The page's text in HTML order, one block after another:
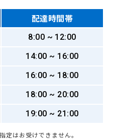
配達時間帯
8:00 ~ 12:00
14:00 ~ 16:00
16:00 ~ 18:00
18:00 ~ 20:00
19:00 ~ 21:00
はお受けできません。